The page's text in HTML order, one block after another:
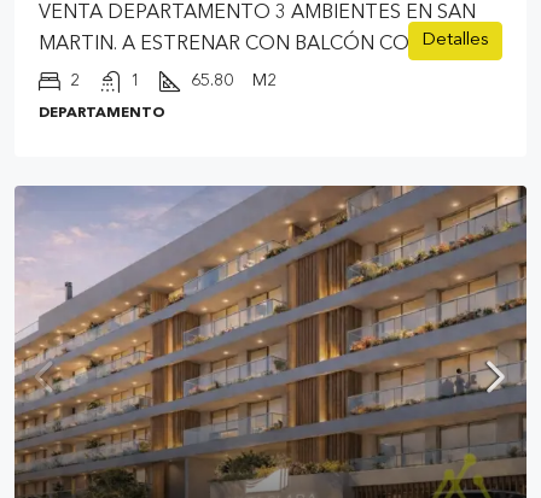
VENTA DEPARTAMENTO 3 AMBIENTES EN SAN
MARTIN. A ESTRENAR CON BALCÓN CORRIDO.
2 1 65.80 M2
DEPARTAMENTO
Detalles